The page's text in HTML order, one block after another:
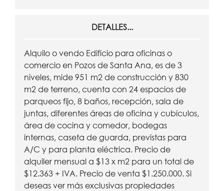
DETALLES...
Alquilo o vendo Edificio para oficinas o
comercio en Pozos de Santa Ana, es de 3
niveles, mide 951 m2 de construcción y 830
m2 de terreno, cuenta con 24 espacios de
parqueos fijo, 8 baños, recepción, sala de
juntas, diferentes áreas de oficina y cubículos,
área de cocina y comedor, bodegas
internas, caseta de guarda, previstas para
A/C y para planta eléctrica. Precio de
alquiler mensual a $13 x m2 para un total de
$12.363 + IVA. Precio de venta $1.250.000. Si
deseas ver más exclusivas propiedades